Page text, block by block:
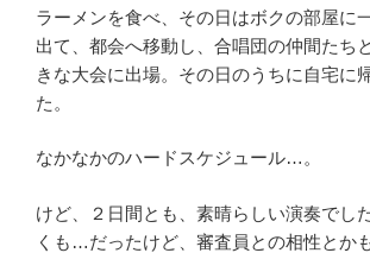
ラーメンを食べ、その日はボクの部屋に
出て、都会へ移動し、合唱団の仲間たち
きな大会に出場。その日のうちに自宅に
た。
なかなかのハードスケジュール…。
けど、２日間とも、素晴らしい演奏でし
くも…だったけど、審査員との相性とか